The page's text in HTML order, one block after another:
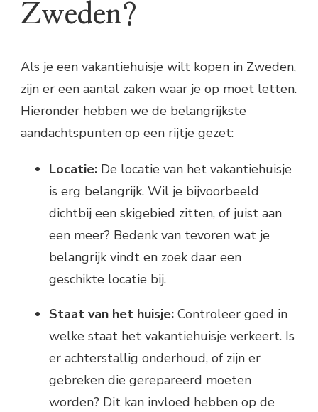
Zweden?
Als je een vakantiehuisje wilt kopen in Zweden,
zijn er een aantal zaken waar je op moet letten.
Hieronder hebben we de belangrijkste
aandachtspunten op een rijtje gezet:
Locatie: De locatie van het vakantiehuisje
is erg belangrijk. Wil je bijvoorbeeld
dichtbij een skigebied zitten, of juist aan
een meer? Bedenk van tevoren wat je
belangrijk vindt en zoek daar een
geschikte locatie bij.
Staat van het huisje: Controleer goed in
welke staat het vakantiehuisje verkeert. Is
er achterstallig onderhoud, of zijn er
gebreken die gerepareerd moeten
worden? Dit kan invloed hebben op de